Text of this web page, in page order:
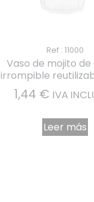
Ref : 11000
Vaso de mojito
irrompible
1,44 € IVA
Leer más